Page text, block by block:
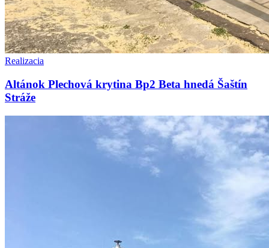
Realizacia
Altánok Plechová krytina Bp2 Beta hnedá Šaštín
Stráže